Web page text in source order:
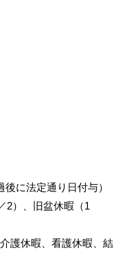
に法定通り日付与）
、旧盆休暇（1
休暇、看護休暇、結